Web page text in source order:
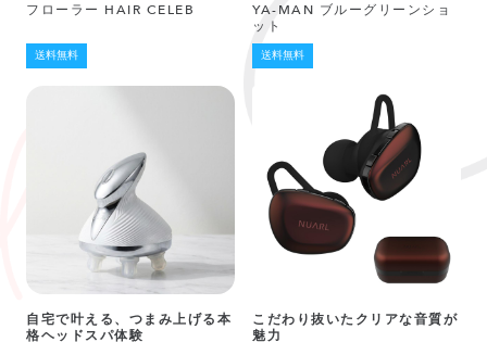
フローラー HAIR CELEB
送料無料
YA-MAN ブルーグリーンショ
ット
送料無料
自宅で叶える、つまみ上げる本
格ヘッドスパ体験
こだわり抜いたクリアな音質が
魅力